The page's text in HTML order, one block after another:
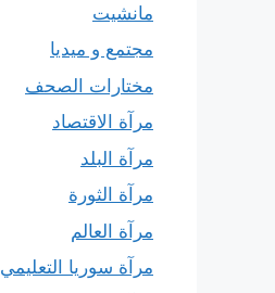
مانشيت
مجتمع و ميديا
مختارات الصحف
مرآة الاقتصاد
مرآة البلد
مرآة الثورة
مرآة العالم
مرآة سوريا التعليمي